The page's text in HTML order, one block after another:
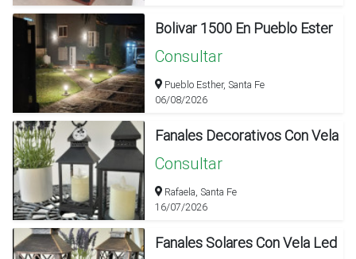
Bolivar 1500 En Pueblo Ester
Consultar
Pueblo Esther, Santa Fe
06/08/2026
Fanales Decorativos Con Vela
Consultar
Rafaela, Santa Fe
16/07/2026
Fanales Solares Con Vela Led